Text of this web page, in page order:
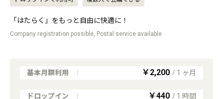
「はたらく」をもっと自由に快適に！
Company registration possible, Postal service available
基本月額利用 ￥2,200 / 1 ヶ月
ドロップイン ￥440 / 1 時間